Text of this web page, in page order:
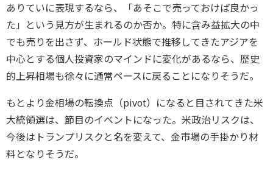
ありていに表現するなら、「あそこで売っておけば良かっ
た」という見方が生まれるのか否か。特に含み益拡大の中
でも売りを出さず、ホールド状態で推移してきたアジアを
中心とする個人投資家のマインドに変化があるなら、歴史
的上昇相場も徐々に通常ペースに戻ることになりそうだ。
もとより金相場の転換点（pivot）になると目されてきた米
大統領選は、節目のイベントになった。米政治リスクは、
今後はトランプリスクと名を変えて、金市場の手掛かり材
料となりそうだ。